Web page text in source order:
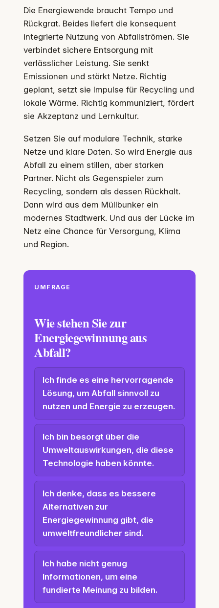
Die Energiewende braucht Tempo und
Rückgrat. Beides liefert die konsequent
integrierte Nutzung von Abfallströmen. Sie
verbindet sichere Entsorgung mit
verlässlicher Leistung. Sie senkt
Emissionen und stärkt Netze. Richtig
geplant, setzt sie Impulse für Recycling und
lokale Wärme. Richtig kommuniziert, fördert
sie Akzeptanz und Lernkultur.
Setzen Sie auf modulare Technik, starke
Netze und klare Daten. So wird Energie aus
Abfall zu einem stillen, aber starken
Partner. Nicht als Gegenspieler zum
Recycling, sondern als dessen Rückhalt.
Dann wird aus dem Müllbunker ein
modernes Stadtwerk. Und aus der Lücke im
Netz eine Chance für Versorgung, Klima
und Region.
UMFRAGE
Wie stehen Sie zur
Energiegewinnung aus
Abfall?
Ich finde es eine hervorragende
Lösung, um Abfall sinnvoll zu
nutzen und Energie zu erzeugen.
Ich bin besorgt über die
Umweltauswirkungen, die diese
Technologie haben könnte.
Ich denke, dass es bessere
Alternativen zur
Energiegewinnung gibt, die
umweltfreundlicher sind.
Ich habe nicht genug
Informationen, um eine
fundierte Meinung zu bilden.